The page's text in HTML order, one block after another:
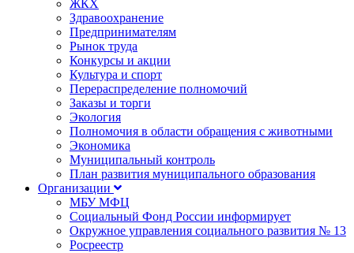
ЖКХ
Здравоохранение
Предпринимателям
Рынок труда
Конкурсы и акции
Культура и спорт
Перераспределение полномочий
Заказы и торги
Экология
Полномочия в области обращения с животными
Экономика
Муниципальный контроль
План развития муниципального образования
Организации
МБУ МФЦ
Социальный Фонд России информирует
Окружное управления социального развития № 13
Росреестр